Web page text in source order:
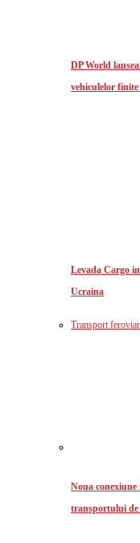
DP World
vehiculelor
Levada Cargo
Ucraina
Transport feroviar
Noua
transportului de